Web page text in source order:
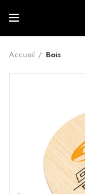
Accueil Bois